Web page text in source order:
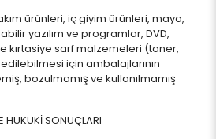
ürünleri, iç giyim ürünleri, mayo,
yazılım ve programlar, DVD,
kırtasiye sarf malzemeleri (toner,
için ambalajlarının
bozulmamış ve kullanılmamış
HUKUKİ SONUÇLARI